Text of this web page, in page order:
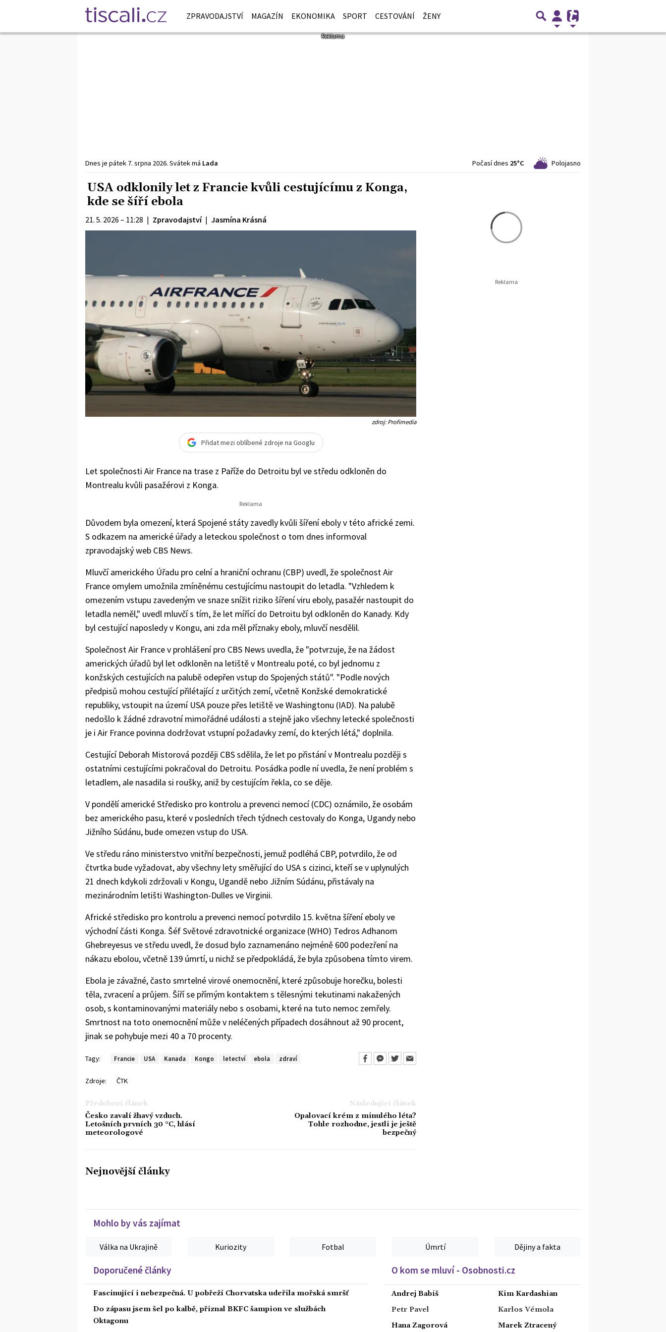
ZPRAVODAJSTVÍ MAGAZÍN EKONOMIKA SPORT CESTOVÁNÍ ŽENY
Dnes je pátek 7. srpna 2026. Svátek má Lada Počasí dnes 25°C Polojasno
USA odklonily let z Francie kvůli cestujícímu z Konga,
kde se šíří ebola
21. 5. 2026 – 11:28 | Zpravodajství | Jasmína Krásná
zdroj: Profimedia
Přidat mezi oblíbené zdroje na Googlu
Let společnosti Air France na trase z Paříže do Detroitu byl ve středu odkloněn do
Montrealu kvůli pasažérovi z Konga.
Důvodem byla omezení, která Spojené státy zavedly kvůli šíření eboly v této africké zemi.
S odkazem na americké úřady a leteckou společnost o tom dnes informoval
zpravodajský web CBS News.
Mluvčí amerického Úřadu pro celní a hraniční ochranu (CBP) uvedl, že společnost Air
France omylem umožnila zmíněnému cestujícímu nastoupit do letadla. "Vzhledem k
omezením vstupu zavedeným ve snaze snížit riziko šíření viru eboly, pasažér nastoupit do
letadla neměl," uvedl mluvčí s tím, že let mířící do Detroitu byl odkloněn do Kanady. Kdy
byl cestující naposledy v Kongu, ani zda měl příznaky eboly, mluvčí nesdělil.
Společnost Air France v prohlášení pro CBS News uvedla, že "potvrzuje, že na žádost
amerických úřadů byl let odkloněn na letiště v Montrealu poté, co byl jednomu z
konžských cestujících na palubě odepřen vstup do Spojených států". "Podle nových
předpisů mohou cestující přilétající z určitých zemí, včetně Konžské demokratické
republiky, vstoupit na území USA pouze přes letiště ve Washingtonu (IAD). Na palubě
nedošlo k žádné zdravotní mimořádné události a stejně jako všechny letecké společnosti
je i Air France povinna dodržovat vstupní požadavky zemí, do kterých létá," doplnila.
Cestující Deborah Mistorová později CBS sdělila, že let po přistání v Montrealu později s
ostatními cestujícími pokračoval do Detroitu. Posádka podle ní uvedla, že není problém s
letadlem, ale nasadila si roušky, aniž by cestujícím řekla, co se děje.
V pondělí americké Středisko pro kontrolu a prevenci nemocí (CDC) oznámilo, že osobám
bez amerického pasu, které v posledních třech týdnech cestovaly do Konga, Ugandy nebo
Jižního Súdánu, bude omezen vstup do USA.
Ve středu ráno ministerstvo vnitřní bezpečnosti, jemuž podléhá CBP, potvrdilo, že od
čtvrtka bude vyžadovat, aby všechny lety směřující do USA s cizinci, kteří se v uplynulých
21 dnech kdykoli zdržovali v Kongu, Ugandě nebo Jižním Súdánu, přistávaly na
mezinárodním letišti Washington-Dulles ve Virginii.
Africké středisko pro kontrolu a prevenci nemocí potvrdilo 15. května šíření eboly ve
východní části Konga. Šéf Světové zdravotnické organizace (WHO) Tedros Adhanom
Ghebreyesus ve středu uvedl, že dosud bylo zaznamenáno nejméně 600 podezření na
nákazu ebolou, včetně 139 úmrtí, u nichž se předpokládá, že byla způsobena tímto virem.
Ebola je závažné, často smrtelné virové onemocnění, které způsobuje horečku, bolesti
těla, zvracení a průjem. Šíří se přímým kontaktem s tělesnými tekutinami nakažených
osob, s kontaminovanými materiály nebo s osobami, které na tuto nemoc zemřely.
Smrtnost na toto onemocnění může v neléčených případech dosáhnout až 90 procent,
jinak se pohybuje mezi 40 a 70 procenty.
Tagy: Francie USA Kanada Kongo letectví ebola zdraví
Zdroje: ČTK
Předchozí článek
Česko zavalí žhavý vzduch.
Letošních prvních 30 °C, hlásí
meteorologové
Následující článek
Opalovací krém z minulého léta?
Tohle rozhodne, jestli je ještě
bezpečný
Nejnovější články
Mohlo by vás zajímat
Válka na Ukrajině Kuriozity Fotbal Úmrtí Dějiny a fakta
Doporučené články
Fascinující i nebezpečná. U pobřeží Chorvatska udeřila mořská smršť
Do zápasu jsem šel po kalbě, přiznal BKFC šampion ve službách
Oktagonu
O kom se mluví - Osobnosti.cz
Andrej Babiš
Petr Pavel
Hana Zagorová
Kim Kardashian
Karlos Vémola
Marek Ztracený